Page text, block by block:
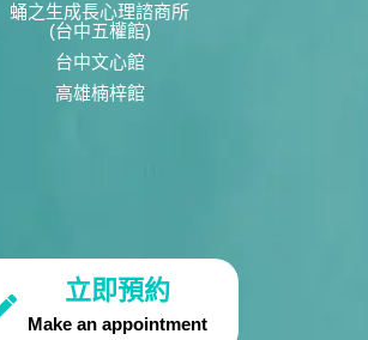
蛹之生成長心理諮商所
(台中五權館)
台中文心館
高雄楠梓館
立即預約
Make an appointment